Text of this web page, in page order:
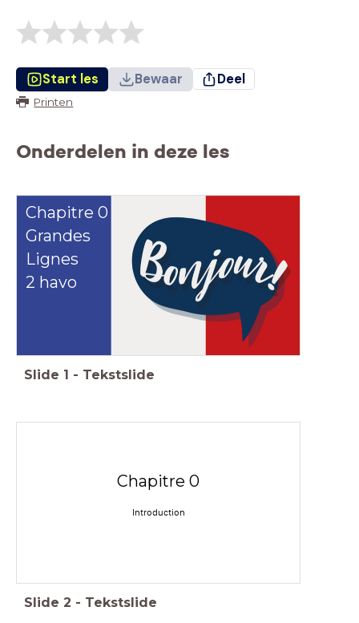
Start les Bewaar Deel
Printen
Onderdelen in deze les
Chapitre 0
Grandes
Lignes
2 havo
Slide 1 - Tekstslide
Chapitre 0
Introduction
Slide 2 - Tekstslide